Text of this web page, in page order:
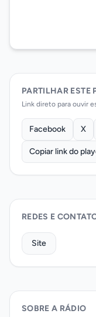
PARTILHAR ESTE
Link direto para ouvir
Facebook X
Copiar link do
REDES E
Site
SOBRE A RÁDIO